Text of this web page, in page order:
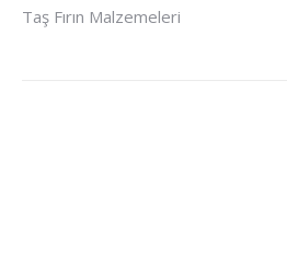
Taş Fırın Malzemeleri